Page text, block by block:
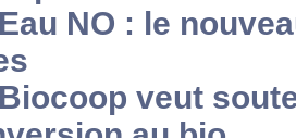
Eau NO : le
Biocoop veut